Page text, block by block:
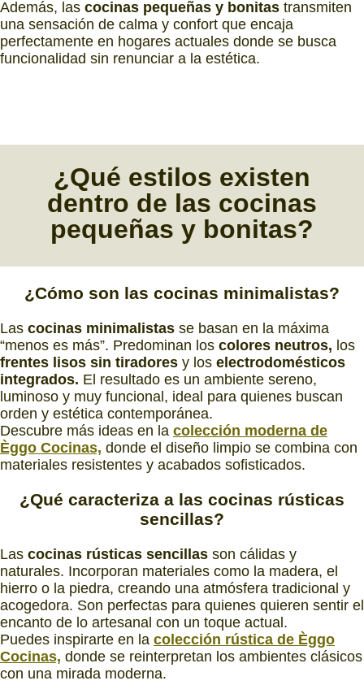
Además, las cocinas pequeñas y bonitas transmiten
una sensación de calma y confort que encaja
perfectamente en hogares actuales donde se busca
funcionalidad sin renunciar a la estética.
¿Qué estilos existen
dentro de las cocinas
pequeñas y bonitas?
¿Cómo son las cocinas minimalistas?
Las cocinas minimalistas se basan en la máxima
“menos es más”. Predominan los colores neutros, los
frentes lisos sin tiradores y los electrodomésticos
integrados. El resultado es un ambiente sereno,
luminoso y muy funcional, ideal para quienes buscan
orden y estética contemporánea.
Descubre más ideas en la colección moderna de
Èggo Cocinas, donde el diseño limpio se combina con
materiales resistentes y acabados sofisticados.
¿Qué caracteriza a las cocinas rústicas
sencillas?
Las cocinas rústicas sencillas son cálidas y
naturales. Incorporan materiales como la madera, el
hierro o la piedra, creando una atmósfera tradicional y
acogedora. Son perfectas para quienes quieren sentir el
encanto de lo artesanal con un toque actual.
Puedes inspirarte en la colección rústica de Èggo
Cocinas, donde se reinterpretan los ambientes clásicos
con una mirada moderna.